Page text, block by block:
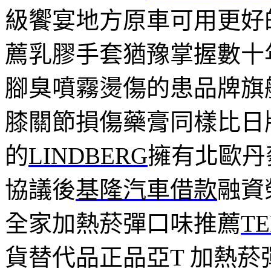
級饗宴地方原車可用更好
薦乳膠手套猶豫掌握數
腳臭噴霧燙傷的患品牌
膝關節損傷藥膏同樣比
的LINDBERG擁有北歐
協議後基隆汽車借款融
全家加熱菸彈口味推薦
貨替代品正品亞T 加熱